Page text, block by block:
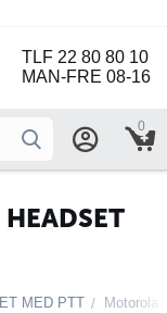
TLF 22 80 80 10
MAN-FRE 08-16
0
MED PTT / Motorola